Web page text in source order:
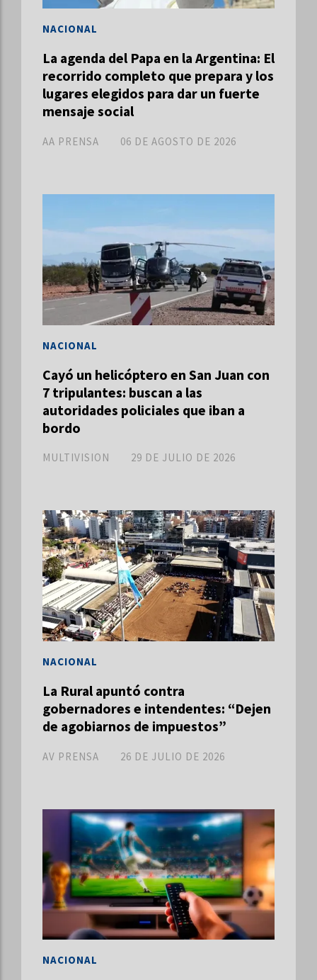
La agenda del Papa en la Argentina: El
recorrido completo que prepara y los
lugares elegidos para dar un fuerte
mensaje social
AA PRENSA
NACIONAL
06 DE AGOSTO DE 2026
Cayó un helicóptero en San Juan con
7 tripulantes: buscan a las
autoridades policiales que iban a
bordo
MULTIVISION
NACIONAL
29 DE JULIO DE 2026
La Rural apuntó contra
gobernadores e intendentes: “Dejen
de agobiarnos de impuestos”
AV PRENSA
NACIONAL
26 DE JULIO DE 2026
NACIONAL